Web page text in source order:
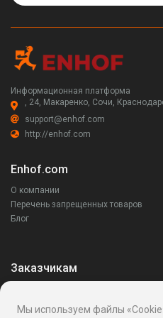
Информационная платформа
, 24, Макаренко, Сочи,
support@enhof.com
http://enhof.com
Enhof.com
О компании
Перечень запрещенных товаров
Блог
Заказчикам
Мы используем файлы